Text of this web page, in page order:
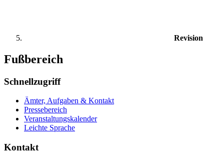
Revision
Fußbereich
Schnellzugriff
Ämter, Aufgaben & Kontakt
Pressebereich
Veranstaltungskalender
Leichte Sprache
Kontakt